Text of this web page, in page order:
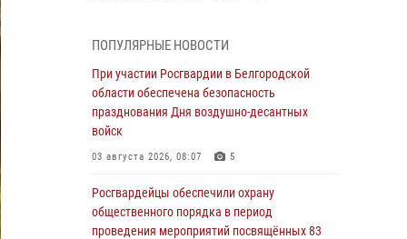
пресекли условное проникновение в детский
лагерь «Солнышко»
07 августа 2026, 07:39 1
Белгородским радиослушателям рассказали
о роли физической культуры в жизни
07 августа 2026, 06:19
Подвиги героев‑росгвардейцев увековечили
ПОПУЛЯРНЫЕ НОВОСТИ
При участии Росгвардии в Белгородской
области обеспечена безопасность
празднования Дня воздушно-десантных
войск
03 августа 2026, 08:07 5
Росгвардейцы обеспечили охрану
общественного порядка в период
проведения мероприятий посвящённых 83